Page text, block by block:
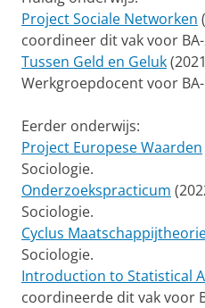
c
h
P
o
r
a
l
Project Sociale Networken
coordineer dit vak voor
Tussen Geld en Geluk
Werkgroepdocent voor
Eerder onderwijs:
Project Europese Waarden
Sociologie.
Onderzoekspracticum
Sociologie.
Cyclus
Sociologie.
Introduction to Statistical
coordineerde dit vak voor